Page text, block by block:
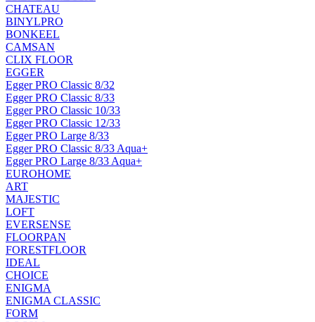
CHATEAU
BINYLPRO
BONKEEL
CAMSAN
CLIX FLOOR
EGGER
Egger PRO Classic 8/32
Egger PRO Classic 8/33
Egger PRO Classic 10/33
Egger PRO Classic 12/33
Egger PRO Large 8/33
Egger PRO Classic 8/33 Aqua+
Egger PRO Large 8/33 Aqua+
EUROHOME
ART
MAJESTIC
LOFT
EVERSENSE
FLOORPAN
FORESTFLOOR
IDEAL
CHOICE
ENIGMA
ENIGMA CLASSIC
FORM